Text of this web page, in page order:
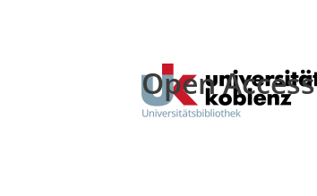
Open Access